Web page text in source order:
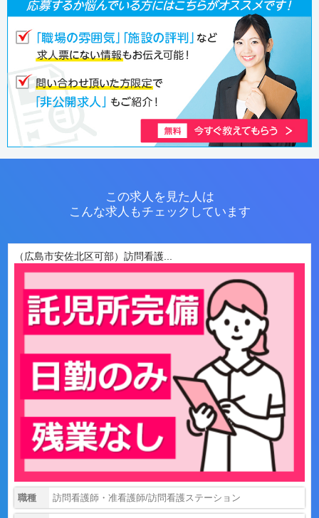
この求人を見た人は
こんな求人もチェックしています
（広島市安佐北区可部）訪問看護...
職種 訪問看護師・准看護師/訪問看護ステーション